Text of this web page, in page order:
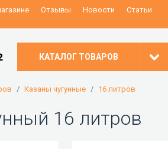
Отзывы Новости
Статьи
КАТАЛОГ ТОВАРОВ
Казаны чугунные 16 литров
16 литров